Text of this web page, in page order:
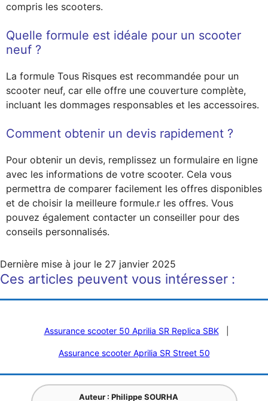
compris les scooters.
Quelle formule est idéale pour un scooter
neuf ?
La formule Tous Risques est recommandée pour un
scooter neuf, car elle offre une couverture complète,
incluant les dommages responsables et les accessoires.
Comment obtenir un devis rapidement ?
Pour obtenir un devis, remplissez un formulaire en ligne
avec les informations de votre scooter. Cela vous
permettra de comparer facilement les offres disponibles
et de choisir la meilleure formule.r les offres. Vous
pouvez également contacter un conseiller pour des
conseils personnalisés.
Dernière mise à jour le 27 janvier 2025
Ces articles peuvent vous intéresser :
Assurance scooter 50 Aprilia SR Replica SBK
Assurance scooter Aprilia SR Street 50
Auteur : Philippe SOURHA